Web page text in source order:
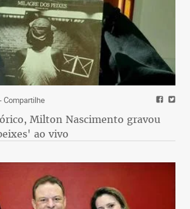
- Compartilhe
Milton Nascimento gravou
ao vivo